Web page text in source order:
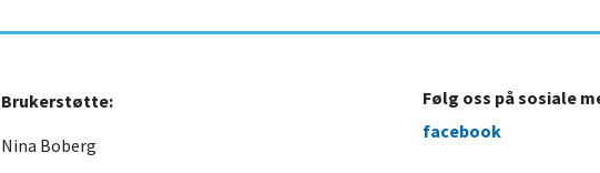
Brukerstøtte:
Nina Boberg
Følg oss på sosiale
facebook